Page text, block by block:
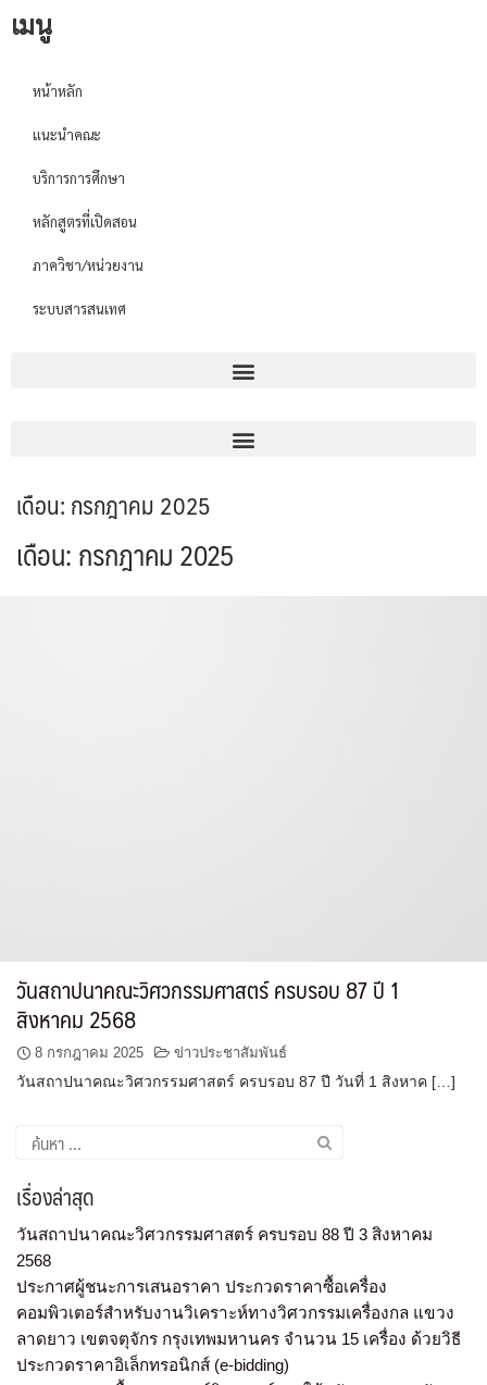
เมนู
หน้าหลัก
แนะนำคณะ
บริการการศึกษา
หลักสูตรที่เปิดสอน
ภาควิชา/หน่วยงาน
ระบบสารสนเทศ
เดือน:กรกฎาคม 2025
เดือน:กรกฎาคม 2025
วันสถาปนาคณะวิศวกรรมศาสตร์ ครบรอบ 87 ปี 1
สิงหาคม 2568
8 กรกฎาคม 2025 ข่าวประชาสัมพันธ์
วันสถาปนาคณะวิศวกรรมศาสตร์ ครบรอบ 87 ปี วันที่ 1 สิงหาค […]
เรื่องล่าสุด
วันสถาปนาคณะวิศวกรรมศาสตร์ ครบรอบ 88 ปี 3 สิงหาคม
2568
ประกาศผู้ชนะการเสนอราคา ประกวดราคาซื้อเครื่อง
คอมพิวเตอร์สำหรับงานวิเคราะห์ทางวิศวกรรมเครื่องกล แขวง
ลาดยาว เขตจตุจักร กรุงเทพมหานคร จำนวน 15 เครื่อง ด้วยวิธี
ประกวดราคาอิเล็กทรอนิกส์ (e-bidding)